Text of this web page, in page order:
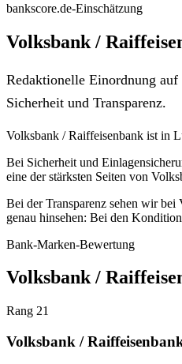
bankscore.de-Einschätzung
Volksbank /
Redaktionelle Einordnung
Sicherheit und Transparenz.
Volksbank / Raiffeisenbank ist in
Bei Sicherheit und
eine der stärksten Seiten von
Bei der Transparenz sehen wir
genau hinsehen: Bei den
Bank-Marken-Bewertung
Volksbank /
Rang 21
Volksbank /